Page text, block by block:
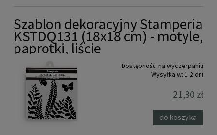
Szablon dekoracyjny Stamperia
KSTDQ131 (18x18 cm) - motyle,
paprotki, liście
Dostępność: na wyczerpaniu
Wysyłka w: 1-2 dni
21,80 zł
do koszyka